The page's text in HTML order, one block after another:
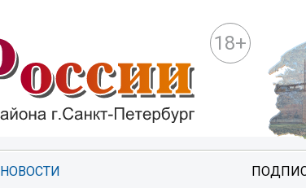
18+
НОВОСТИ